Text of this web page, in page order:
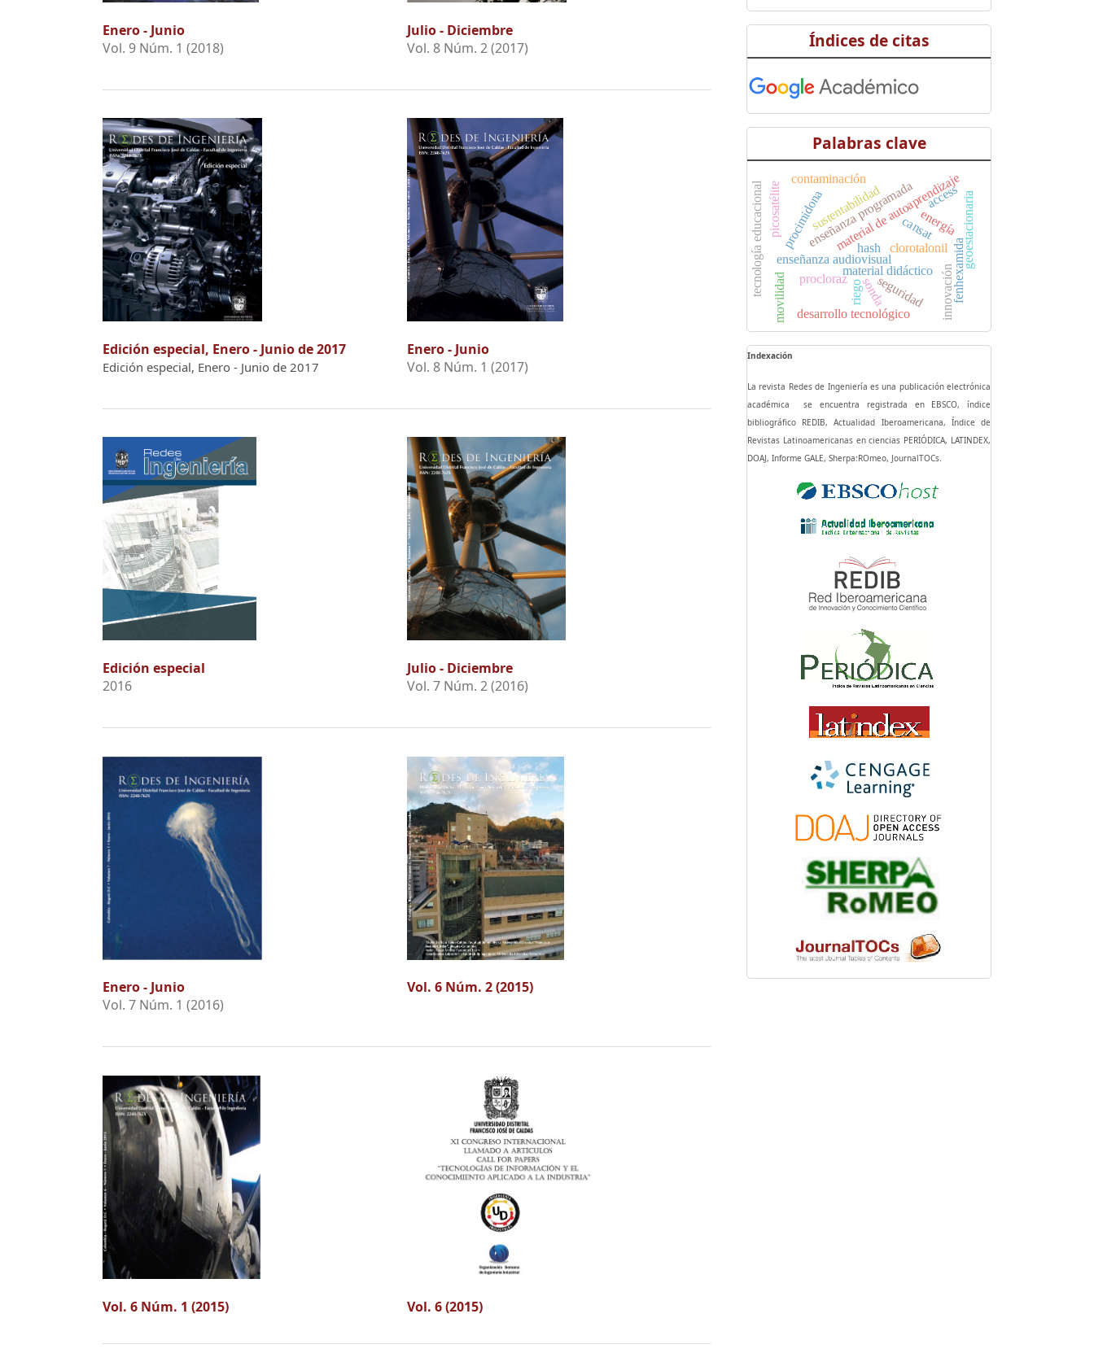
Enero - Junio
Vol. 9 Núm. 1 (2018)
Julio - Diciembre
Vol. 8 Núm. 2 (2017)
Edición especial, Enero - Junio de 2017
Edición especial, Enero - Junio de 2017
Enero - Junio
Vol. 8 Núm. 1 (2017)
Edición especial
2016
Julio - Diciembre
Vol. 7 Núm. 2 (2016)
Enero - Junio
Vol. 7 Núm. 1 (2016)
Vol. 6 Núm. 2 (2015)
Vol. 6 Núm. 1 (2015) Vol. 6 (2015)
Índices de citas
Palabras clave
enseñanza audiovisual
tecnología educacional material didáctico
material de autoaprendizaje
enseñanza programadaclorotalonil fenhexamida
procimidona
procloraz
cansat geoestacionaria
picosatélite
sonda
desarrollo tecnológico innovación
energía
movilidad
sustentabilidad
hash
seguridad
access
contaminación
riego
Indexación
La revista Redes de Ingeniería es una publicación electrónica
académica se encuentra registrada en EBSCO, índice
bibliográfico REDIB, Actualidad Iberoamericana, Índice de
Revistas Latinoamericanas en ciencias PERIÓDICA, LATINDEX,
DOAJ, Informe GALE, Sherpa:ROmeo, JournalTOCs.